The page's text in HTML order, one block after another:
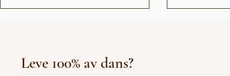
Leve 100% av dans?